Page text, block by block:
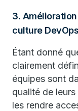
3.
culture DevOps
Étant donné
clairement
équipes sont
qualité de
les rendre